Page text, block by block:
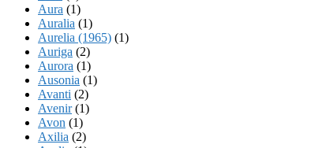
Aura (1)
Auralia (1)
Aurelia (1965) (1)
Auriga (2)
Aurora (1)
Ausonia (1)
Avanti (2)
Avenir(1)
Avon (1)
Axilia (2)